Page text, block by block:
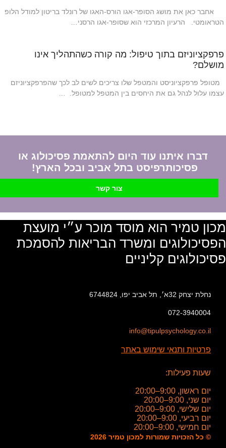
אחבר כאן את מושג הסופר-אגו הורס-האגו של רונלד בריטון למודל הלופ
הטראומטי. הרעיון המרכזי הוא שסופר-אגו הרסני…
פרפקציוניזם בתוך טיפול: מה קורה כשהתהליך אינו
מושלם?
מטופל פרפקציוניסט והמטפל שלו צריכים לשים לב לכך שהפרפקציוניזם
עצמו עלול לנהל גם את היחסים בין המטפל למטופל. …
דברו איתנו עוד היום להתאמת פסיכולוג או
פסיכותרפיסט בתל אביב ובכל הארץ!
צור קשר
מכון טמיר הוא מוסד מוכר ע״י מועצת
הפסיכולוגים ומשרד הבריאות להסמכת
פסיכולוגים קליניים
נחלת יצחק 32א׳, תל אביב יפו, 6744824
072-3940004
info@tipulpsychology.co.il
פרטיות ותנאי שימוש באתר
שעות פעילות:
יום ראשון, 9:00–20:00
יום שני, 9:00–20:00
יום שלישי, 9:00–20:00
יום רביעי, 9:00–20:00
יום חמישי, 9:00–20:00
© כל הזכויות שמורות למכון טמיר 2026